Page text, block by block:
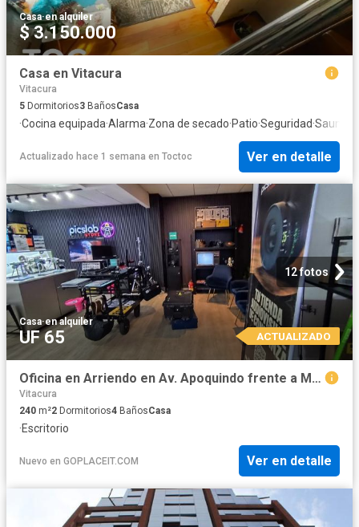
Casa·en alquiler
$ 3.150.000
Casa en Vitacura
Vitacura
5 Dormitorios3 BañosCasa
·Cocina equipada·Alarma·Zona de secado·Patio·Seguridad·Sauna
Actualizado hace 1 semana en Toctoc Ver en detalle
12 fotos
Casa·en alquiler
UF 65 ACTUALIZADO
Oficina en Arriendo en Av. Apoquindo frente a Municipalidad e Las Condes
Vitacura
240 m²2 Dormitorios4 BañosCasa
·Escritorio
Nuevo en GOPLACEIT.COM Ver en detalle